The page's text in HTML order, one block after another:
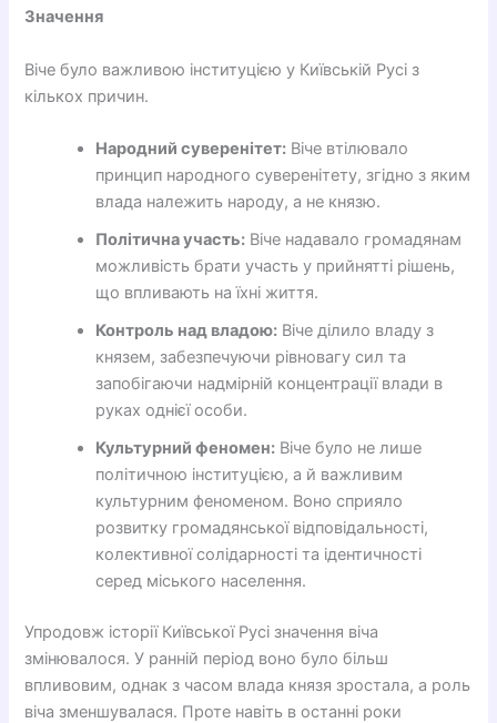
Значення
Віче було важливою інституцією у Київській Русі з
кількох причин.
Народний суверенітет: Віче втілювало
принцип народного суверенітету, згідно з яким
влада належить народу, а не князю.
Політична участь: Віче надавало громадянам
можливість брати участь у прийнятті рішень,
що впливають на їхні життя.
Контроль над владою: Віче ділило владу з
князем, забезпечуючи рівновагу сил та
запобігаючи надмірній концентрації влади в
руках однієї особи.
Культурний феномен: Віче було не лише
політичною інституцією, а й важливим
культурним феноменом. Воно сприяло
розвитку громадянської відповідальності,
колективної солідарності та ідентичності
серед міського населення.
Упродовж історії Київської Русі значення віча
змінювалося. У ранній період воно було більш
впливовим, однак з часом влада князя зростала, а роль
віча зменшувалася. Проте навіть в останні роки